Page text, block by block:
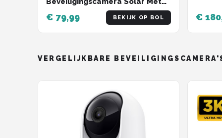
SIM-kaart, Outdoor Draadloze
Geen WiFi Bewakingscamera
CCTV, 2K HD PTZ Nachtzicht PIR
€ 79,99 BEKIJK OP BOL
WiFi
thuis
€
VERGELIJKBARE